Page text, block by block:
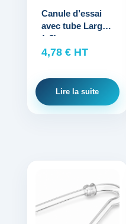
Canule d’essai
avec tube Large
(x2)
4,78 € HT
Lire la suite